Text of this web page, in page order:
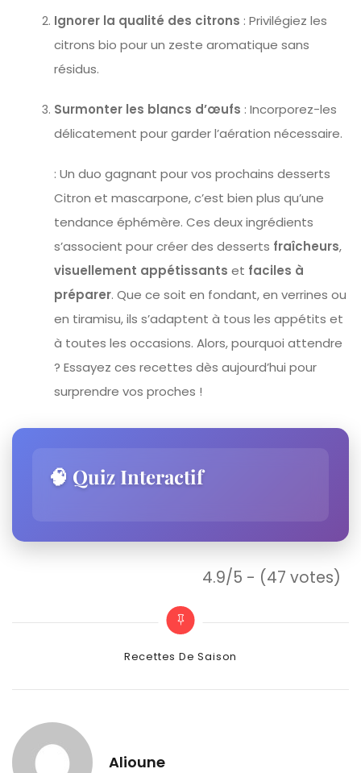
Ignorer la qualité des citrons : Privilégiez les
citrons bio pour un zeste aromatique sans
résidus.
Surmonter les blancs d’œufs : Incorporez-les
délicatement pour garder l’aération nécessaire.
: Un duo gagnant pour vos prochains desserts
Citron et mascarpone, c’est bien plus qu’une
tendance éphémère. Ces deux ingrédients
s’associent pour créer des desserts fraîcheurs,
visuellement appétissants et faciles à
préparer. Que ce soit en fondant, en verrines ou
en tiramisu, ils s’adaptent à tous les appétits et
à toutes les occasions. Alors, pourquoi attendre
? Essayez ces recettes dès aujourd’hui pour
surprendre vos proches !
🧠 Quiz Interactif
4.9/5 - (47 votes)
Categories
Recettes De Saison
Alioune